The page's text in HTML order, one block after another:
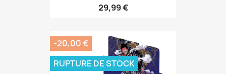
29,99 €
-20,00 €
RUPTURE DE STOCK